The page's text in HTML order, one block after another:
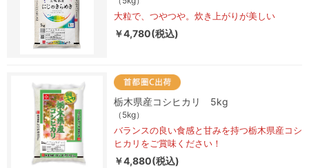
大粒で、つやつや。炊き上がりが美しい
￥4,780(税込)
栃木県産コシヒカリ 5kg
（5kg）
バランスの良い食感と甘みを持つ栃木県産コシ
ヒカリをご賞味ください！
￥4,880(税込)